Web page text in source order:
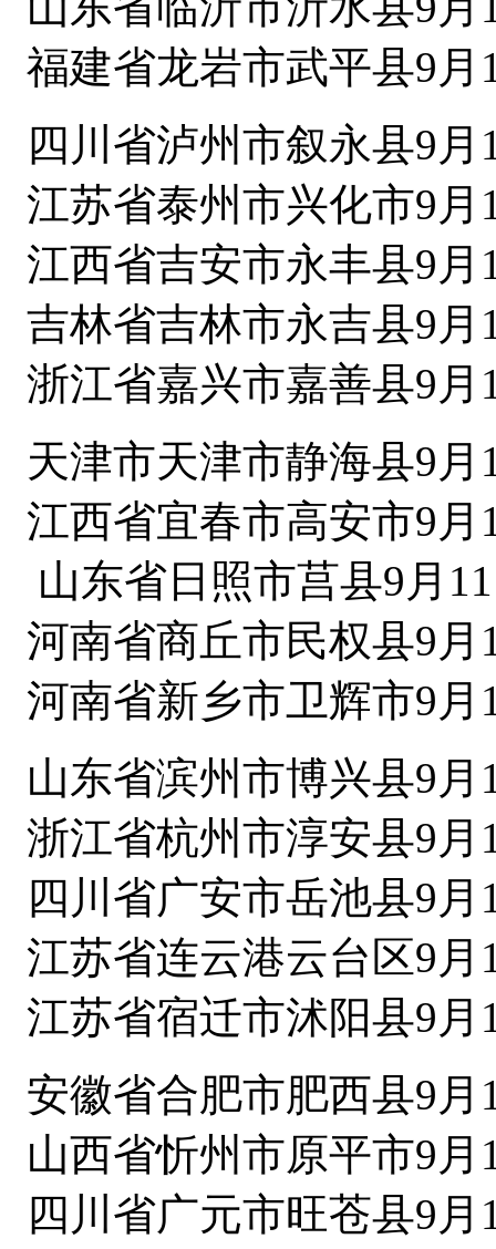
福建省龙岩市武平县9
四川省泸州市叙永县9
江苏省泰州市兴化市9
江西省吉安市永丰县9
吉林省吉林市永吉县9
浙江省嘉兴市嘉善县9
天津市天津市静海县9
江西省宜春市高安市9
山东省日照市莒县9
河南省商丘市民权县9
河南省新乡市卫辉市9
山东省滨州市博兴县9
浙江省杭州市淳安县9
四川省广安市岳池县9
江苏省连云港云台区9
江苏省宿迁市沭阳县9
安徽省合肥市肥西县9
山西省忻州市原平市9
四川省广元市旺苍县9